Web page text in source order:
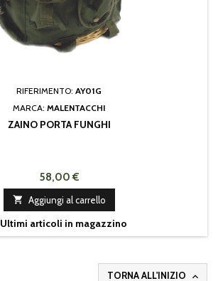
RIFERIMENTO: AY01G
MARCA: MALENTACCHI
ZAINO PORTA FUNGHI
58,00 €
 Aggiungi al carrello
Ultimi articoli in magazzino
TORNA ALL'INIZIO 